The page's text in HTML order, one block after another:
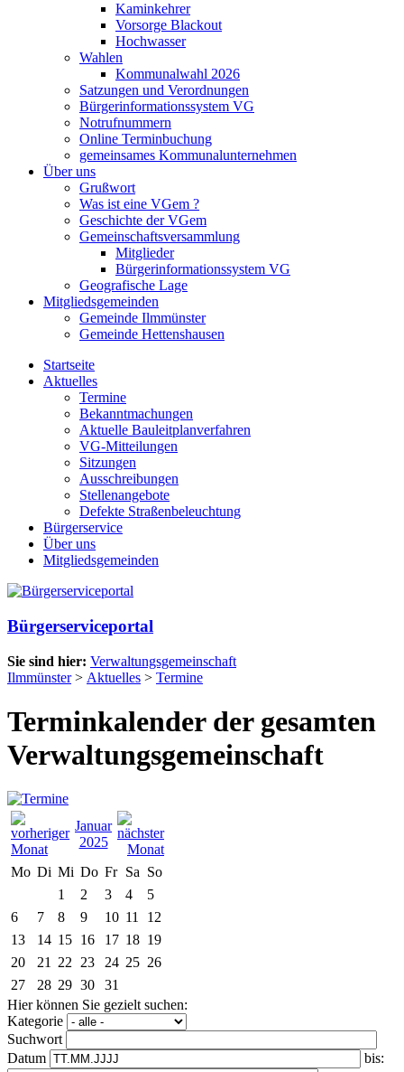
Kaminkehrer
Vorsorge Blackout
Hochwasser
Wahlen
Kommunalwahl 2026
Satzungen und Verordnungen
Bürgerinformationssystem VG
Notrufnummern
Online Terminbuchung
gemeinsames Kommunalunternehmen
Über uns
Grußwort
Was ist eine VGem ?
Geschichte der VGem
Gemeinschaftsversammlung
Mitglieder
Bürgerinformationssystem VG
Geografische Lage
Mitgliedsgemeinden
Gemeinde Ilmmünster
Gemeinde Hettenshausen
Startseite
Aktuelles
Termine
Bekanntmachungen
Aktuelle Bauleitplanverfahren
VG-Mitteilungen
Sitzungen
Ausschreibungen
Stellenangebote
Defekte Straßenbeleuchtung
Bürgerservice
Über uns
Mitgliedsgemeinden
Bürgerserviceportal
Sie sind hier: Verwaltungsgemeinschaft
Ilmmünster> Aktuelles > Termine
Terminkalender der gesamten
Verwaltungsgemeinschaft
Januar
2025
Mo Di Mi Do Fr Sa So
1
2 3 4
5
6
7 8 9 10 11
12
13
14 15 16 17 18 19
20
21 22 23 24 25 26
27
28 29 30
31
Hier können Sie gezielt suchen:
Kategorie
Suchwort
Datum
bis: